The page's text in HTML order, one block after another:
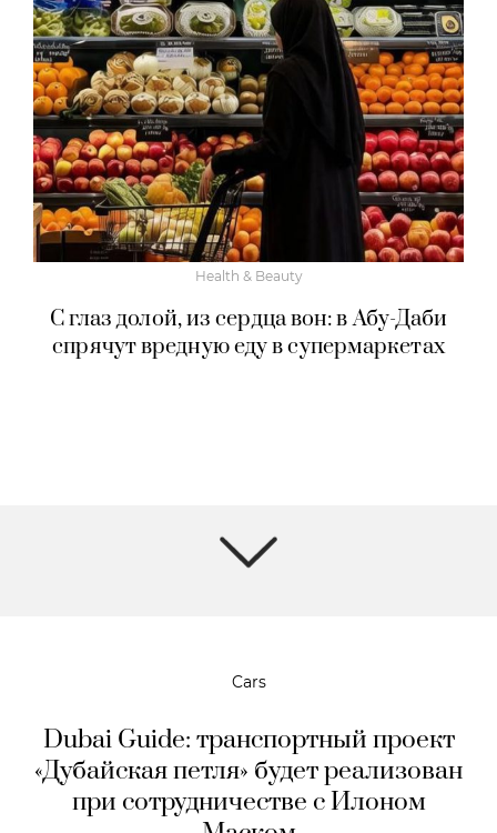
Health & Beauty
С глаз долой, из сердца вон: в Абу-Даби
спрячут вредную еду в супермаркетах
Cars
Dubai Guide: транспортный проект
«Дубайская петля» будет реализован
при сотрудничестве с Илоном